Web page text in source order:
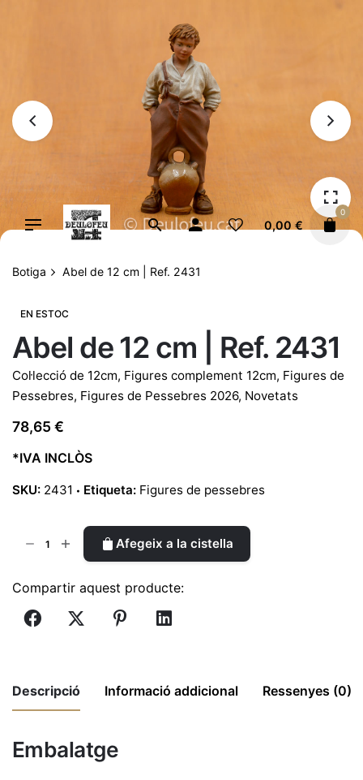
0,00 €
0
Botiga Abel de 12 cm | Ref. 2431
EN ESTOC
Abel de 12 cm | Ref. 2431
Col·lecció de 12cm, Figures complement 12cm, Figures de
Pessebres, Figures de Pessebres 2026, Novetats
78,65 €
*IVA INCLÒS
SKU: 2431 Etiqueta: Figures de pessebres
de
12
2431
Afegeix a la cistella
Compartir aquest producte:
Descripció Informació addicional Ressenyes (0)
Embalatge
Dimensions 11,5 cm